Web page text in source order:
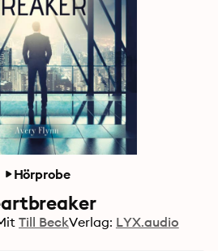
Hörprobe
Till BeckVerlag: LYX.audio